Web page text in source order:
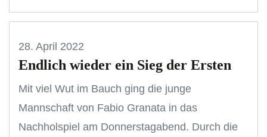
28. April 2022
Endlich wieder ein Sieg der Ersten
Mit viel Wut im Bauch ging die junge
Mannschaft von Fabio Granata in das
Nachholspiel am Donnerstagabend. Durch die